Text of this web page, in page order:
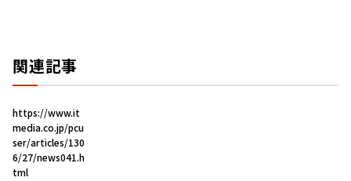
関連記事
https://www.it
media.co.jp/pcu
ser/articles/130
6/27/news041.h
tml